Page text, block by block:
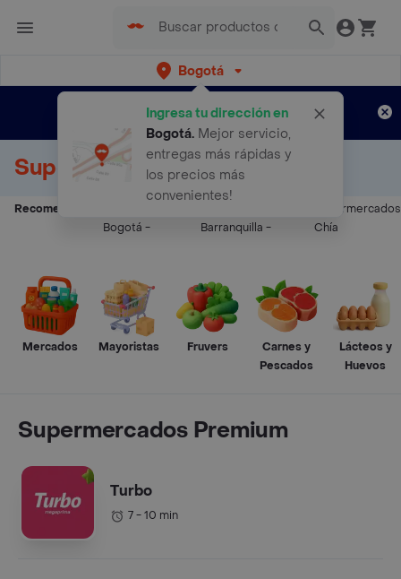
Bogotá
Ingresa tu dirección en
Bogotá. Mejor servicio,
entregas más rápidas y
los precios más
convenientes!
envíos gratis por semanas
Aplican TyC
Supermercados a Domicilio
Recomendados:
Bogotá -
Barranquilla -
Supermercados
Chía
Mercados Mayoristas Fruvers
Carnes y
Pescados
Lácteos y
Huevos
Supermercados Premium
Turbo
7 - 10 min